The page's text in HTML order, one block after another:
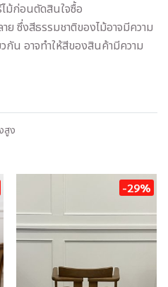
ไม้ก่อนตัดสินใจซื้อ
ย ซึ่งสีธรรมชาติของไม้อาจมีความ
น อาจทำให้สีของสินค้ามีความ
สูง
-29%